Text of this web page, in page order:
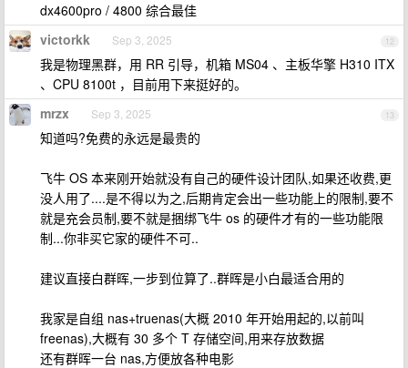
dx4600pro / 4800 综合最佳
12
victorkk Sep 3, 2025
我是物理黑群，用 RR 引导，机箱 MS04 、主板华擎 H310 ITX
、CPU 8100t ，目前用下来挺好的。
13
mrzx Sep 3, 2025
知道吗?免费的永远是最贵的
飞牛 OS 本来刚开始就没有自己的硬件设计团队,如果还收费,更
没人用了....是不得以为之,后期肯定会出一些功能上的限制,要不
就是充会员制,要不就是捆绑飞牛 os 的硬件才有的一些功能限
制...你非买它家的硬件不可..
建议直接白群晖,一步到位算了..群晖是小白最适合用的
我家是自组 nas+truenas(大概 2010 年开始用起的,以前叫
freenas),大概有 30 多个 T 存储空间,用来存放数据
还有群晖一台 nas,方便放各种电影